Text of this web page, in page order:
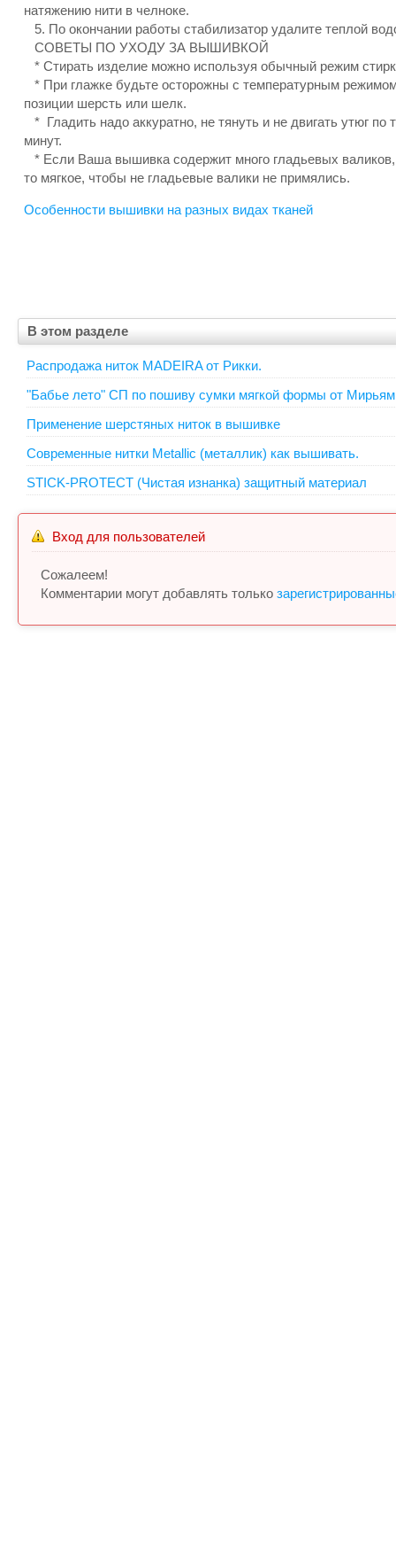
натяжению нити в челноке.
5. По окончании работы стабилизатор удалите теплой
СОВЕТЫ ПО УХОДУ ЗА ВЫШИВКОЙ
* Стирать изделие можно используя обычный режим
* При глажке будьте осторожны с температурным
позиции шерсть или шелк.
* Гладить надо аккуратно, не тянуть и не двигать утюг
минут.
* Если Ваша вышивка содержит много гладьевых
то мягкое, чтобы не гладьевые валики не примялись.
Особенности вышивки на разных видах тканей
В этом разделе
Распродажа ниток MADEIRA от Рикки.
"Бабье лето" СП по пошиву сумки мягкой формы от
Применение шерстяных ниток в вышивке
Современные нитки Metallic (металлик) как вышивать.
STICK-PROTECT (Чистая изнанка) защитный материал
Вход для пользователей
Сожалеем!
Комментарии могут добавлять только